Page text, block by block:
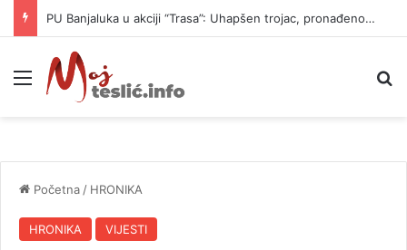
PU Banjaluka u akciji “Trasa”: Uhapšen trojac, pronađeno 14 automatskih pušaka (FOTO)
Meni
Početna / HRONIKA
HRONIKA VIJESTI